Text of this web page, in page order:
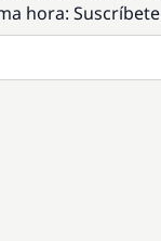
hora: Suscríbete